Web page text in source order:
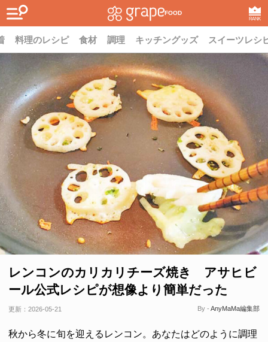
FOOD
RANK
料理のレシピ 食材 調理 キッチングッズ スイーツレシ
レンコンのカリカリチーズ焼き アサヒビ
ール公式レシピが想像より簡単だった
更新： 2026-05-21 By - AnyMaMa編集部
秋から冬に旬を迎えるレンコン。あなたはどのように調理